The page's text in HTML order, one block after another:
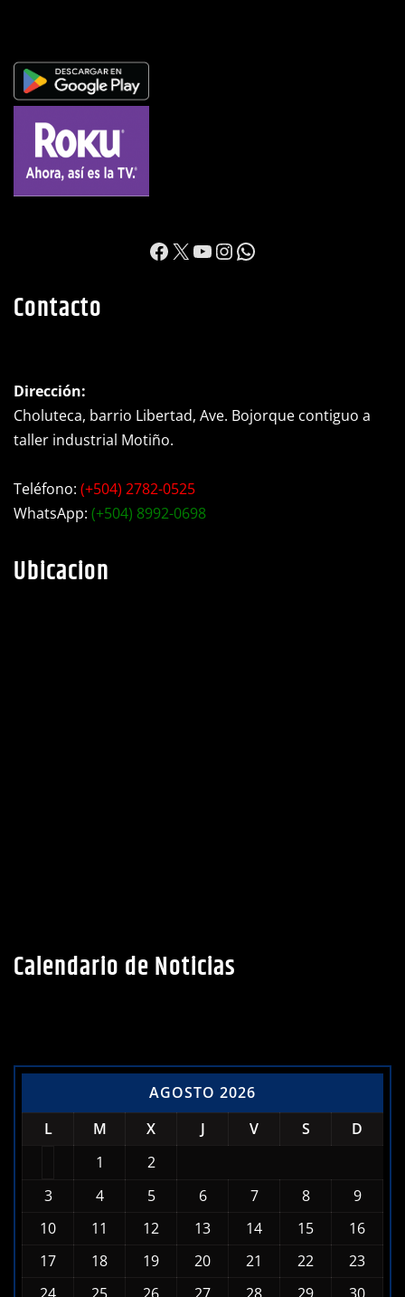
https://
X YouTube
Instagram
WhatsApp
Contacto
Dirección:
Choluteca, barrio Libertad, Ave. Bojorque contiguo a
taller industrial Motiño.
Teléfono: (+504) 2782-0525
WhatsApp: (+504) 8992-0698
Ubicacion
Calendario de Noticias
AGOSTO 2026
L
M X J V S
D
1
2
3
4 5 6 7 8
9
10
11 12 13 14 15
16
17
18 19 20 21 22
23
24
25 26 27 28 29 30